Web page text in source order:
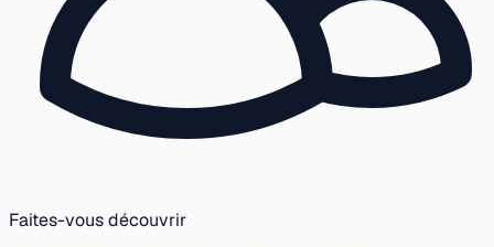
Faites-vous découvrir